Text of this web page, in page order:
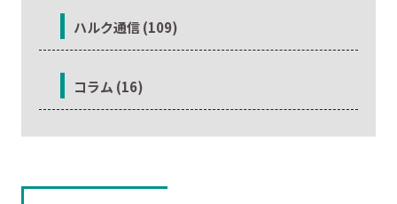
ハルク通信 (109)
コラム (16)